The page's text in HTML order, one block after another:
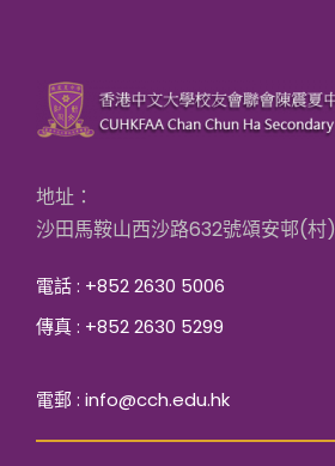
地址：
沙田馬鞍山西沙路632號頌安邨(村)
電話 : +852 2630 5006
傳真 : +852 2630 5299
電郵 : info@cch.edu.hk